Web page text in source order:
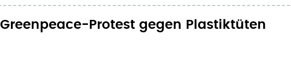
Greenpeace-Protest gegen Plastiktüten